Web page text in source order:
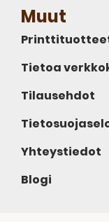
Muut
Tietoa
Tilausehdot
Yhteystiedot
Blogi